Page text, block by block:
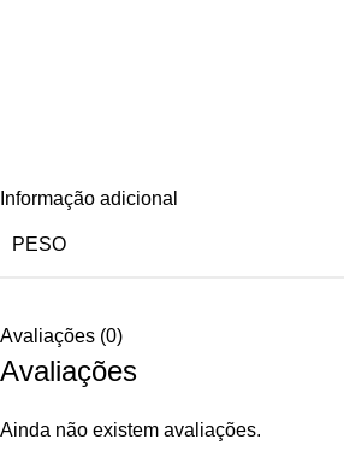
Informação adicional
PESO
Avaliações (0)
Avaliações
Ainda não existem avaliações.